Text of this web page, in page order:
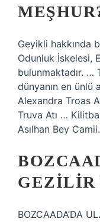
Geyikli hakkında
Odunluk İskelesi,
bulunmaktadır. …
dünyanın en
Alexandra Troas
Truva Atı …
Asılhan Bey
GEZILIR
BOZCAADA’DA